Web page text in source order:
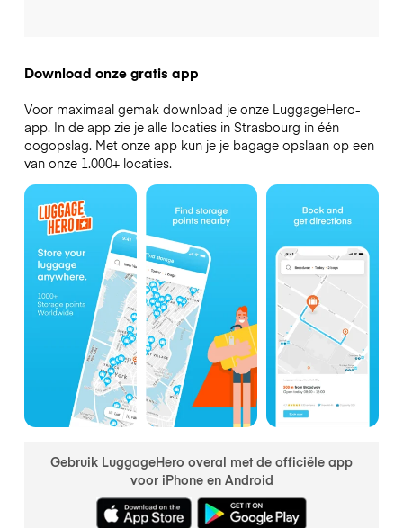
Download onze gratis app
Voor maximaal gemak download je onze LuggageHero-
app. In de app zie je alle locaties in Strasbourg in één
oogopslag. Met onze app kun je je bagage opslaan op een
van onze 1.000+ locaties.
Gebruik LuggageHero overal met de officiële app
voor iPhone en Android